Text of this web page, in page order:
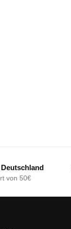
von 50€